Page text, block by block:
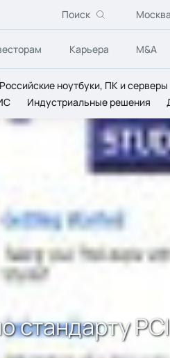
Поиск Москва
Карьера M&A
Российские ноутбуки, ПК и серверы
Индустриальные решения
стандарту